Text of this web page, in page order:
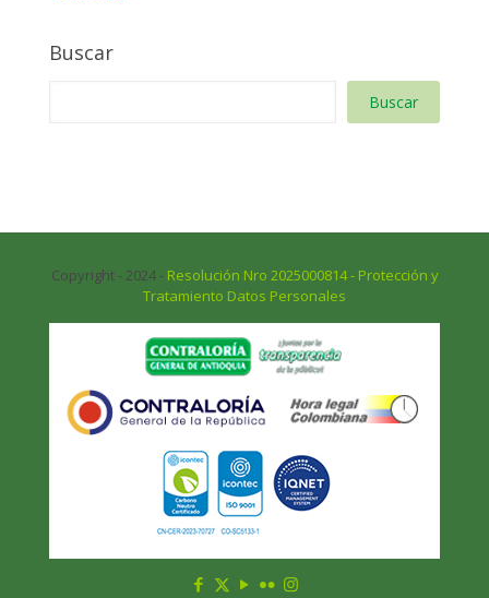
Buscar
Buscar
Copyright - 2024 - Resolución Nro 2025000814 - Protección y
Tratamiento Datos Personales